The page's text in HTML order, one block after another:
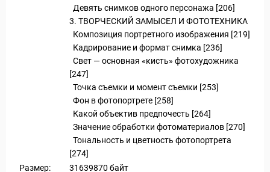
Статьи
Девять снимков одного персонажа [206]
3. ТВОРЧЕСКИЙ ЗАМЫСЕЛ И ФОТОТЕХНИКА
Композиция портретного изображения [219]
Кадрирование и формат снимка [236]
Свет — основная «кисть» фотохудожника
[247]
Точка съемки и момент съемки [253]
Фон в фотопортрете [258]
Какой объектив предпочесть [264]
Значение обработки фотоматериалов [270]
Тональность и цветность фотопортрета
[274]
Размер:
31639870 байт